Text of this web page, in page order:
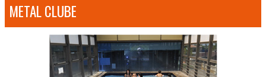
METAL CLUBE